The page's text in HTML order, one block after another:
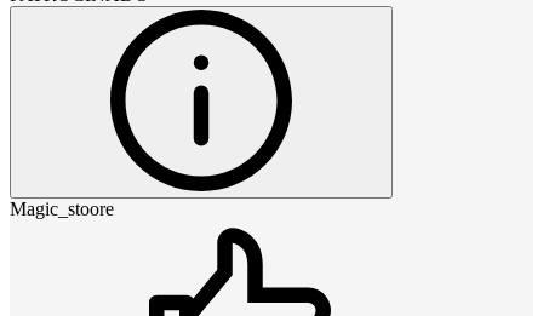
Magic_stoore